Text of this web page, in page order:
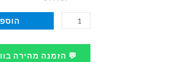
כמות
קישוט
💬 הזמנה מהירה